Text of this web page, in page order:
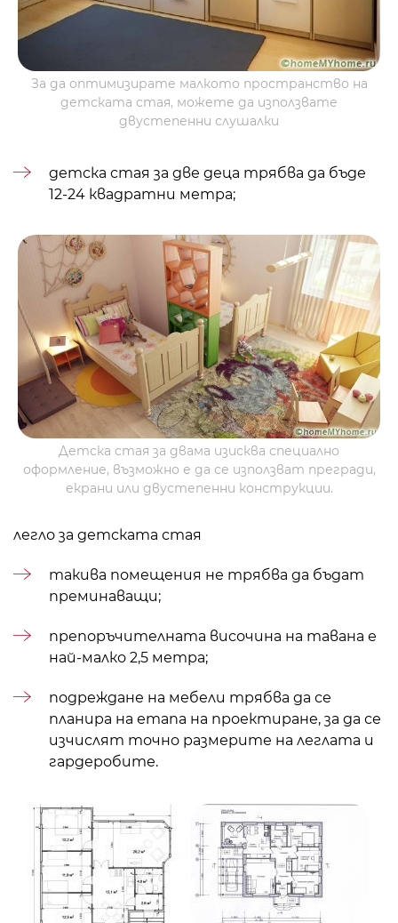
За да оптимизирате малкото пространство на
детската стая, можете да използвате
двустепенни слушалки
детска стая за две деца трябва да бъде
12-24 квадратни метра;
Детска стая за двама изисква специално
оформление, възможно е да се използват прегради,
екрани или двустепенни конструкции.
легло за детската стая
такива помещения не трябва да бъдат
преминаващи;
препоръчителната височина на тавана е
най-малко 2,5 метра;
подреждане на мебели трябва да се
планира на етапа на проектиране, за да се
изчислят точно размерите на леглата и
гардеробите.